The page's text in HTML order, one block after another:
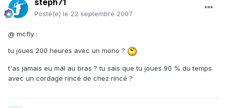
steph71
Posté(e) le 22 septembre 2007
@ mcfly :
tu joues 200 heures avec un mono ?
t'as jamais eu mal au bras ? tu sais que tu joues 90 % du temps
avec un cordage rincé de chez rincé ?